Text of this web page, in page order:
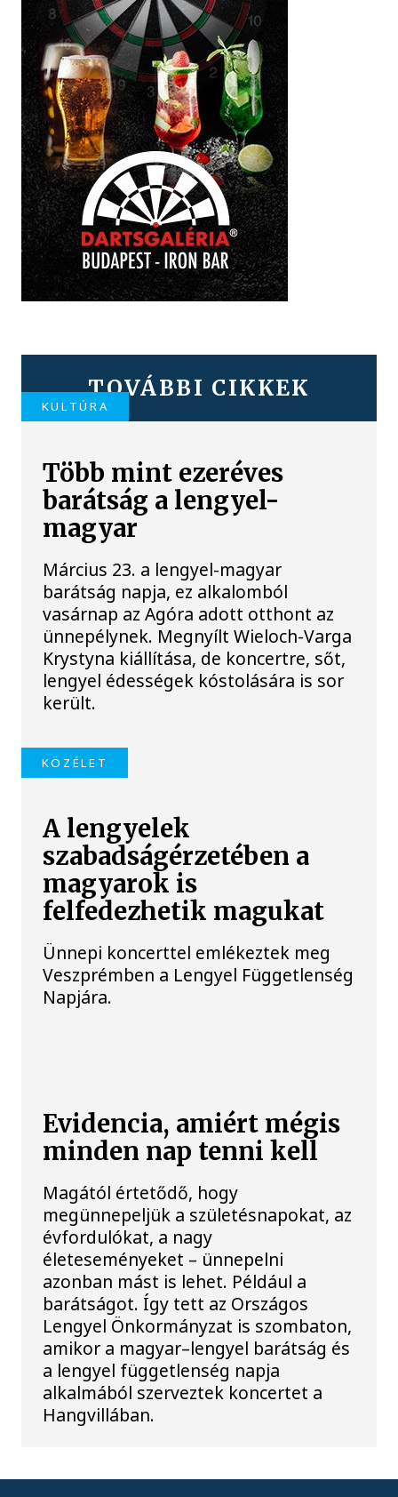
TOVÁBBI CIKKEK
KULTÚRA
Több mint ezeréves
barátság a lengyel-
magyar
Március 23. a lengyel-magyar
barátság napja, ez alkalomból
vasárnap az Agóra adott otthont az
ünnepélynek. Megnyílt Wieloch-Varga
Krystyna kiállítása, de koncertre, sőt,
lengyel édességek kóstolására is sor
került.
KÖZÉLET
A lengyelek
szabadságérzetében a
magyarok is
felfedezhetik magukat
Ünnepi koncerttel emlékeztek meg
Veszprémben a Lengyel Függetlenség
Napjára.
Evidencia, amiért mégis
minden nap tenni kell
Magától értetődő, hogy
megünnepeljük a születésnapokat, az
évfordulókat, a nagy
életeseményeket – ünnepelni
azonban mást is lehet. Például a
barátságot. Így tett az Országos
Lengyel Önkormányzat is szombaton,
amikor a magyar–lengyel barátság és
a lengyel függetlenség napja
alkalmából szerveztek koncertet a
Hangvillában.